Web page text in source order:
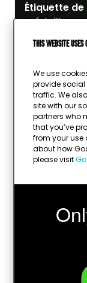
This website uses
We use
provide
traffic. We
site with our
partners who
that you’ve
from your use
about how
please visit
Étiquette
médailles